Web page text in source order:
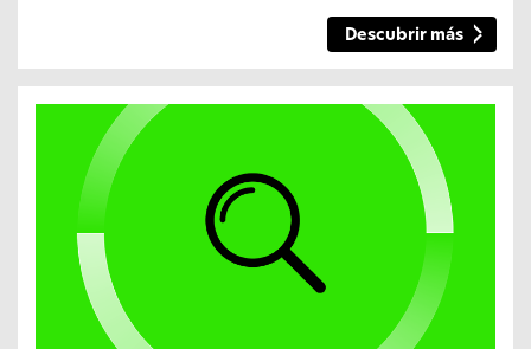
Descubrir más